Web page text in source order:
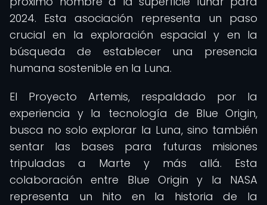
2024. Esta asociación representa un paso
crucial en la exploración espacial y en la
búsqueda de establecer una presencia
humana sostenible en la Luna.
El Proyecto Artemis, respaldado por la
experiencia y la tecnología de Blue Origin,
busca no solo explorar la Luna, sino también
sentar las bases para futuras misiones
tripuladas a Marte y más allá. Esta
colaboración entre Blue Origin y la NASA
representa un hito en la historia de la